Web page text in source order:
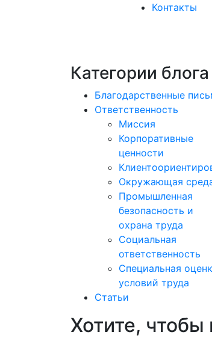
Контакты
Категории блога
Благодарственные
Ответственность
Миссия
Корпоративные
ценности
Окружающая
Промышленная
безопасность и
охрана труда
Социальная
ответственность
Специальная
условий труда
Статьи
Хотите,